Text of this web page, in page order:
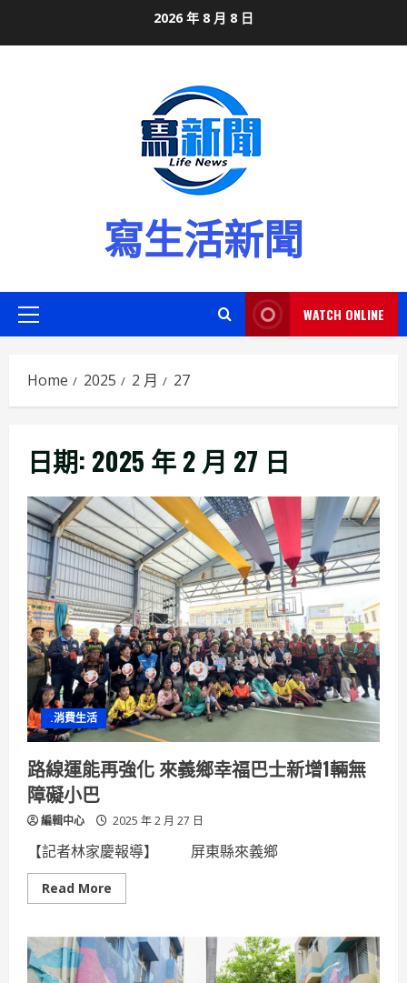
2026 年 8 月 8 日
寫生活新聞
Primary
WATCH ONLINE
Home 2025 2 月 27
日期: 2025 年 2 月 27 日
.消費生活
路線運能再強化 來義鄉幸福巴士新增1輛無
障礙小巴
編輯中心 2025 年 2 月 27 日
【記者林家慶報導】 屏東縣來義鄉
Read More
more
線
運
能
再